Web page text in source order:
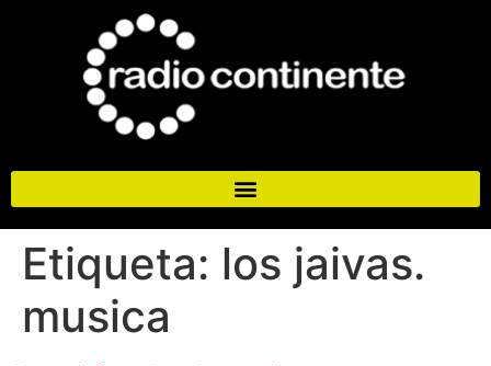
Etiqueta: los jaivas.
musica